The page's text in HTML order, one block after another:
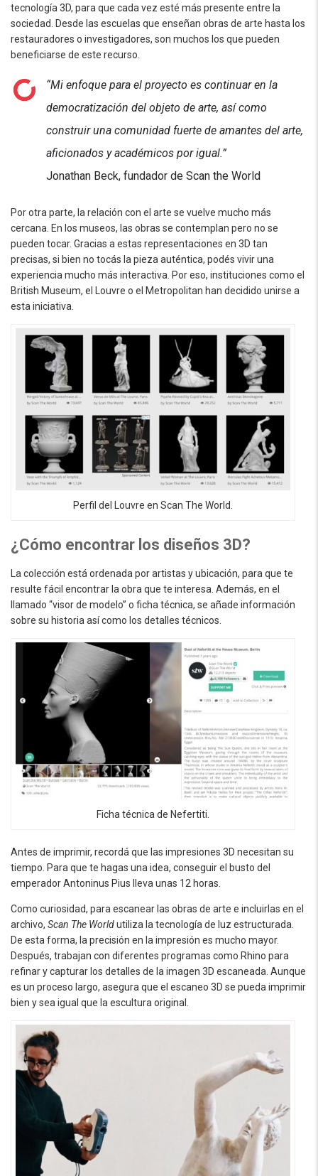
tecnología 3D, para que cada vez esté más presente entre la
sociedad. Desde las escuelas que enseñan obras de arte hasta los
restauradores o investigadores, son muchos los que pueden
beneficiarse de este recurso.
“Mi enfoque para el proyecto es continuar en la
democratización del objeto de arte, así como
construir una comunidad fuerte de amantes del arte,
aficionados y académicos por igual.”
Jonathan Beck, fundador de Scan the World
Por otra parte, la relación con el arte se vuelve mucho más
cercana. En los museos, las obras se contemplan pero no se
pueden tocar. Gracias a estas representaciones en 3D tan
precisas, si bien no tocás la pieza auténtica, podés vivir una
experiencia mucho más interactiva. Por eso, instituciones como el
British Museum, el Louvre o el Metropolitan han decidido unirse a
esta iniciativa.
Perfil del Louvre en Scan The World.
¿Cómo encontrar los diseños 3D?
La colección está ordenada por artistas y ubicación, para que te
resulte fácil encontrar la obra que te interesa. Además, en el
llamado “visor de modelo” o ficha técnica, se añade información
sobre su historia así como los detalles técnicos.
Ficha técnica de Nefertiti.
Antes de imprimir, recordá que las impresiones 3D necesitan su
tiempo. Para que te hagas una idea, conseguir el busto del
emperador Antoninus Pius lleva unas 12 horas.
Como curiosidad, para escanear las obras de arte e incluirlas en el
archivo, Scan The Worldutiliza la tecnología de luz estructurada.
De esta forma, la precisión en la impresión es mucho mayor.
Después, trabajan con diferentes programas como Rhino para
refinar y capturar los detalles de la imagen 3D escaneada. Aunque
es un proceso largo, asegura que el escaneo 3D se pueda imprimir
bien y sea igual que la escultura original.